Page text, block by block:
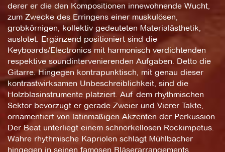
derer er die den Kompositionen innewohnende Wucht,
zum Zwecke des Erringens einer muskulösen,
grobkörnigen, kollektiv gedeuteten Materialästhetik,
auslotet. Ergänzend positioniert sind die
Keyboards/Electronics mit harmonisch verdichtenden
respektive soundintervenierenden Aufgaben. Detto die
Gitarre. Hingegen kontrapunktisch, mit genau dieser
kontrastwirksamen Unbeschreiblichkeit, sind die
Holzblasinstrumente platziert. Auf dem rhythmischen
Sektor bevorzugt er gerade Zweier und Vierer Takte,
ornamentiert von latinmäßigen Akzenten der Perkussion.
Der Beat unterliegt einem schnörkellosen Rockimpetus.
Wahre rhythmische Kapriolen schlägt Mühlbacher
hingegen in seinen famosen Bläserarrangements.